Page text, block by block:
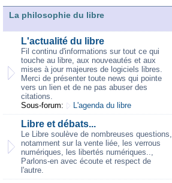
La philosophie du libre
L'actualité du libre
Fil continu d'informations sur tout ce qui
touche au libre, aux nouveautés et aux
mises à jour majeures de logiciels libres.
Merci de présenter toute news qui pointe
vers un lien et de ne pas abuser des
citations.
Sous-forum:
L'agenda du libre
Libre et débats...
Le Libre soulève de nombreuses questions,
notamment sur la vente liée, les verrous
numériques, les libertés numériques..,
Parlons-en avec écoute et respect de
l'autre.